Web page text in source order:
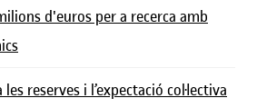
d'euros per a recerca amb
les reserves i l’expectació col·lectiva